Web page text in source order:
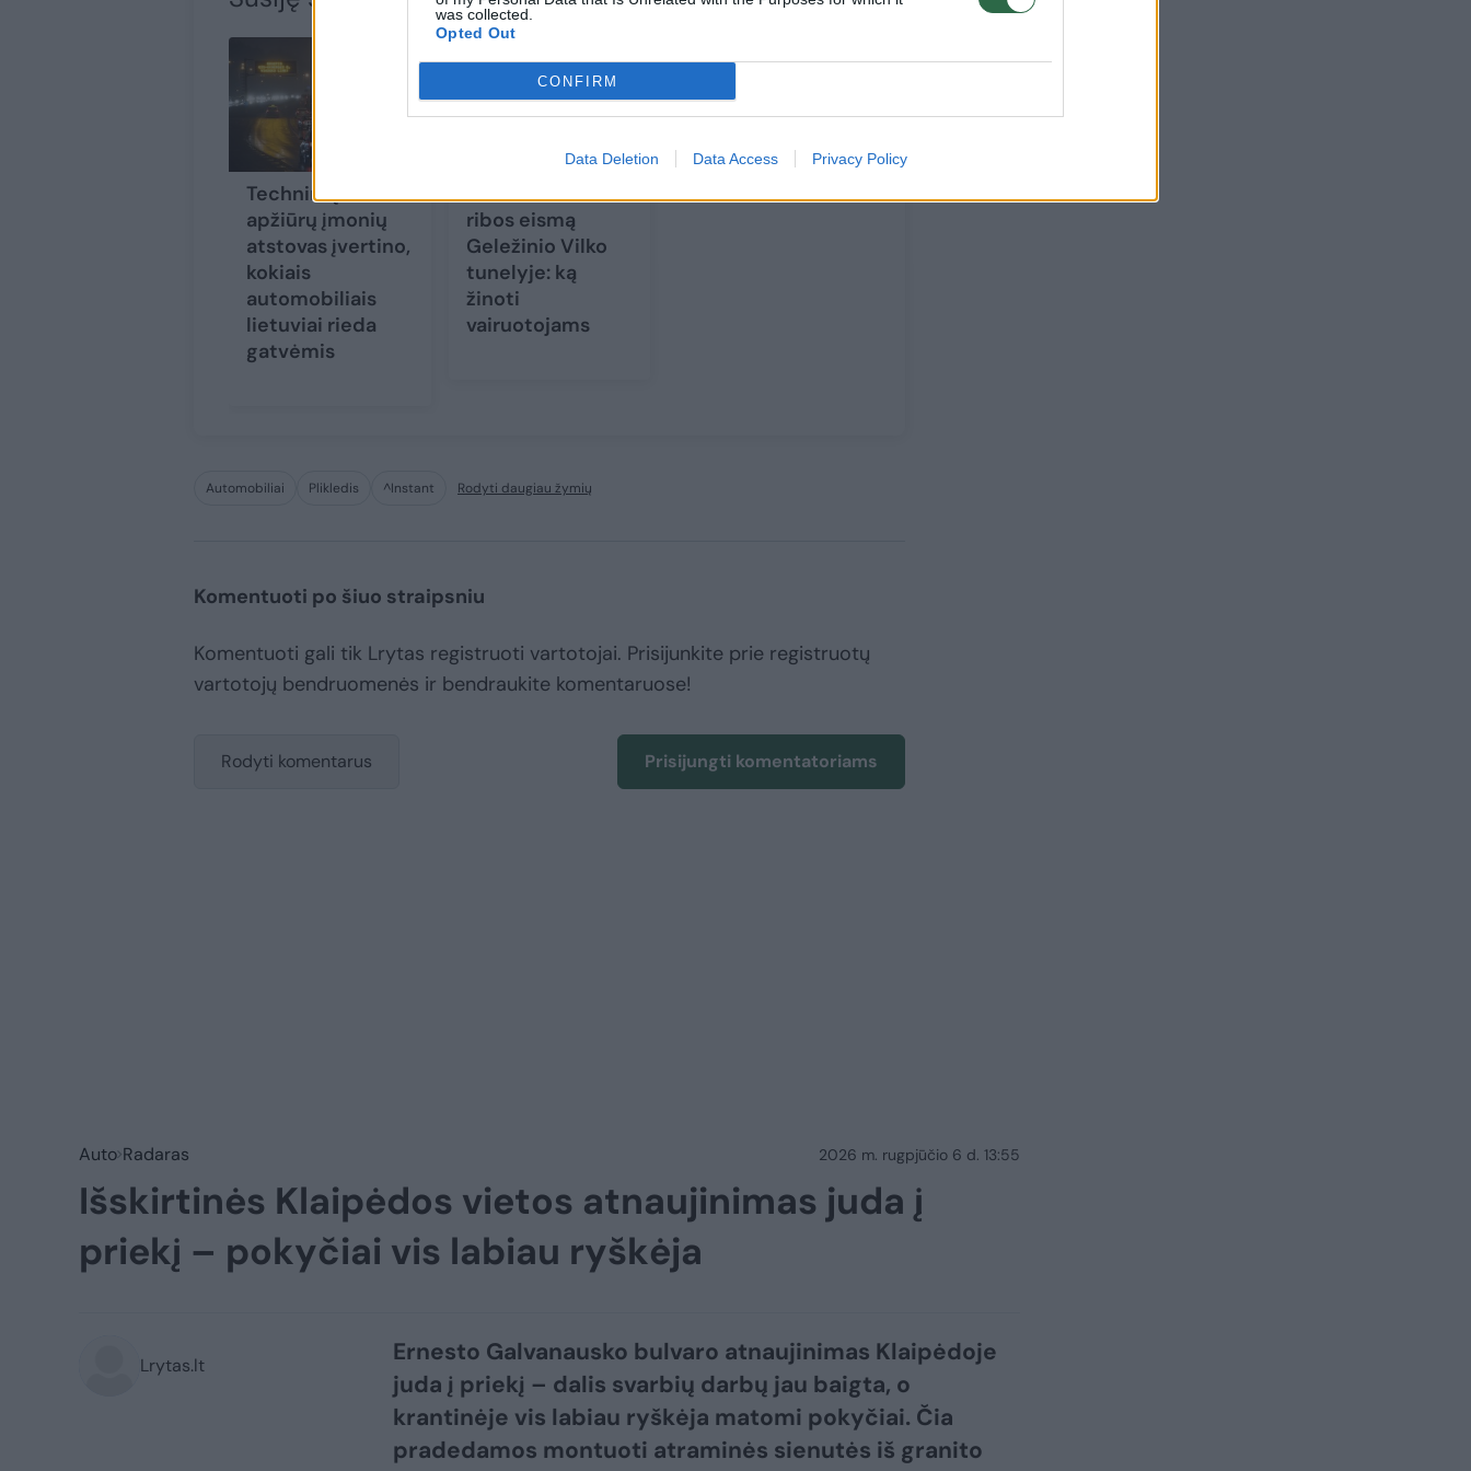
was collected.
Opted Out
CONFIRM
Data Deletion Data Access Privacy Policy
Techninių
apžiūrų įmonių
atstovas įvertino,
kokiais
automobiliais
lietuviai rieda
gatvėmis
Kelias dienas
ribos eismą
Geležinio Vilko
tunelyje: ką
žinoti
vairuotojams
Automobiliai Plikledis ^Instant Rodyti daugiau žymių
Komentuoti po šiuo straipsniu
Komentuoti gali tik Lrytas registruoti vartotojai. Prisijunkite prie registruotų
vartotojų bendruomenės ir bendraukite komentaruose!
Rodyti komentarus Prisijungti komentatoriams
Auto Radaras 2026 m. rugpjūčio 6 d. 13:55
Išskirtinės Klaipėdos vietos atnaujinimas juda į
priekį – pokyčiai vis labiau ryškėja
Lrytas.lt
Ernesto Galvanausko bulvaro atnaujinimas Klaipėdoje
juda į priekį – dalis svarbių darbų jau baigta, o
krantinėje vis labiau ryškėja matomi pokyčiai. Čia
pradedamos montuoti atraminės sienutės iš granito